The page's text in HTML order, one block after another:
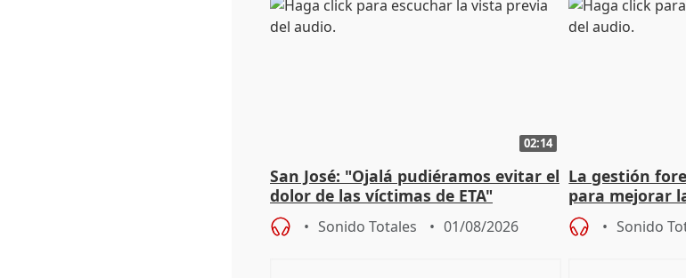
02:14
San José: "Ojalá pudiéramos evitar el
dolor de las víctimas de ETA"
Sonido Totales 01/08/2026
La gestión
para mejorar
actuación
Sonido